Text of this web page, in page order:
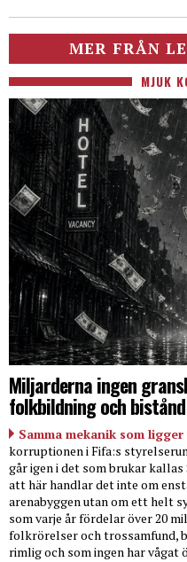
MER FRÅN
MJUK
Miljarderna ingen
folkbildning och bistånd
Samma mekanik som
korruptionen i Fifa:s
går igen i det som brukar
att här handlar det inte om
arenabyggen utan om ett helt
som varje år fördelar över 20
folkrörelser och trossamfund,
rimlig och som ingen har vågat